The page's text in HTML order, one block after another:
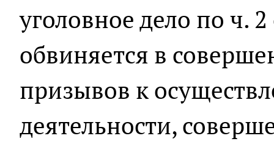
уголовное дело по ч.
обвиняется в
призывов к
деятельности,